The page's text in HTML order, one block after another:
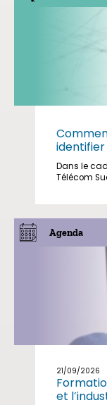
identifier
Dans le
Télécom
Agenda
21/09/2026
et